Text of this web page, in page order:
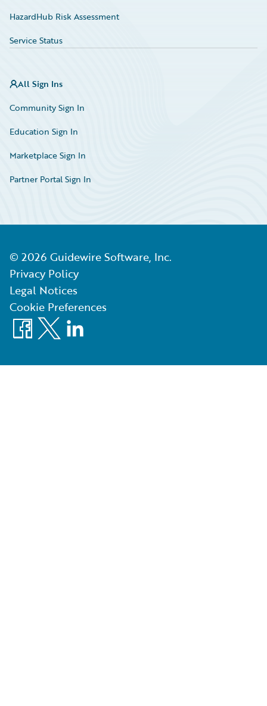
HazardHub Risk Assessment
Service Status
All Sign Ins
Community Sign In
Education Sign In
Marketplace Sign In
Partner Portal Sign In
© 2026 Guidewire Software, Inc.
Privacy Policy
Legal Notices
Cookie Preferences
Facebook
X LinkedIn